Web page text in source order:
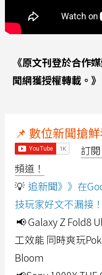
《原文刊登於合作
聞網獲授權轉載。》
📌 數位新聞搶鮮
訂
頻道！
💡 追新聞》》在
技玩家好文不漏接！
📢 Galaxy Z Fold8
工效能 同時爽玩
Bloom